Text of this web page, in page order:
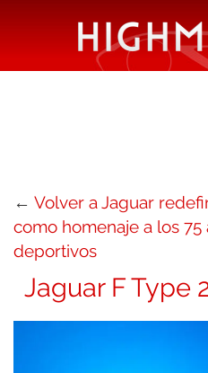
← Volver a Jaguar
como homenaje a los
deportivos
Jaguar F Type